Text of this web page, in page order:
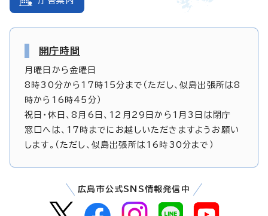
開庁時間
月曜日から金曜日
8時30分から17時15分まで（ただし、似島出張所は8
時から16時45分）
祝日・休日、8月6日、12月29日から1月3日は閉庁
窓口へは、17時までにお越しいただきますようお願い
します。（ただし、似島出張所は16時30分まで）
広島市公式SNS情報発信中